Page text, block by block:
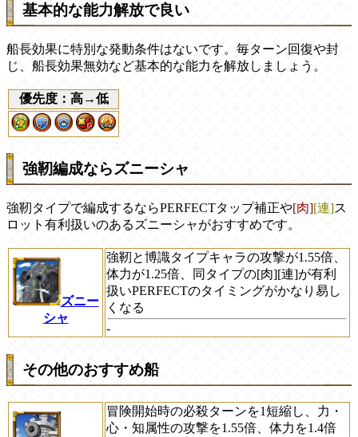
基本的な能力解放で良い
船長効果に特別な発動条件はないです。毎ターン回復や封
じ、船長効果無効など基本的な能力を解放しましょう。
優先度：高→低
強靭編成ならズニーシャ
強靭タイプで編成するならPERFECTタップ補正や[肉][連]ス
ロット有利扱いのあるズニーシャがおすすめです。
ズニー
シャ
強靭と博識タイプキャラの攻撃が1.55倍、
体力が1.25倍、同タイプの[肉][連]が有利
扱いPERFECTのタイミングがかなり易し
くなる
-
その他のおすすめ船
冒険開始時の必殺ターンを1短縮し、力・
心・知属性の攻撃を1.55倍、体力を1.4倍